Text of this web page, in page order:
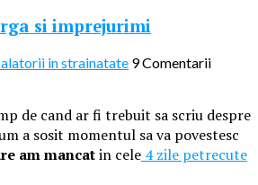
si imprejurimi
in strainatate 9 Comentarii
de cand ar fi trebuit sa scriu despre
a sosit momentul sa va povestesc
am mancatin cele 4 zile petrecute